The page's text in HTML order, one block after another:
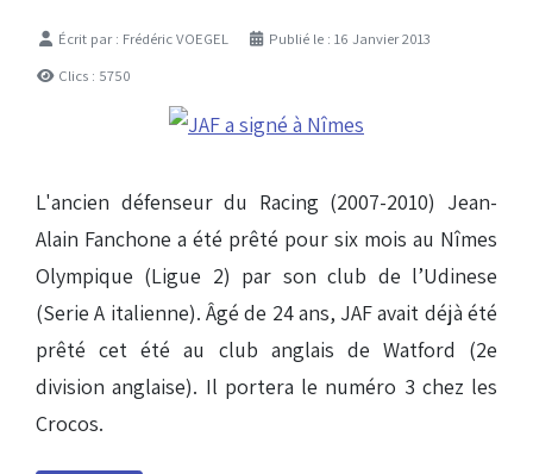
DétailsÉcrit par : Frédéric VOEGEL
Publié le : 16 Janvier 2013
Clics : 5750
L'ancien défenseur du Racing (2007-2010) Jean-
Alain Fanchone a été prêté pour six mois au Nîmes
Olympique (Ligue 2) par son club de l’Udinese
(Serie A italienne). Âgé de 24 ans, JAF avait déjà été
prêté cet été au club anglais de Watford (2e
division anglaise). Il portera le numéro 3 chez les
Crocos.